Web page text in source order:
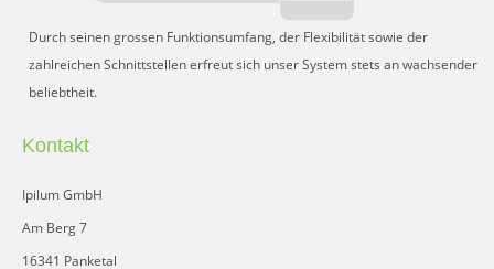
Durch seinen grossen Funktionsumfang, der Flexibilität sowie der
zahlreichen Schnittstellen erfreut sich unser System stets an wachsender
beliebtheit.
Kontakt
Ipilum GmbH
Am Berg 7
16341 Panketal